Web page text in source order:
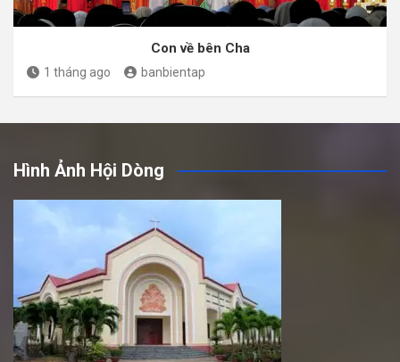
Con về bên Cha
1 tháng ago banbientap
Hình Ảnh Hội Dòng